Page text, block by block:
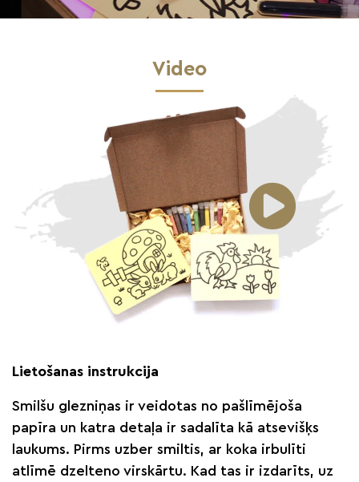
Video
Lietošanas instrukcija
Smilšu glezniņas ir veidotas no pašlīmējoša
papīra un katra detaļa ir sadalīta kā atsevišķs
laukums. Pirms uzber smiltis, ar koka irbulīti
atlīmē dzelteno virskārtu. Kad tas ir izdarīts, uz